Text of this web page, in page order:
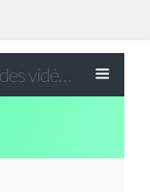
Debilos.fr - Le top des vidéos drôles du WEB !